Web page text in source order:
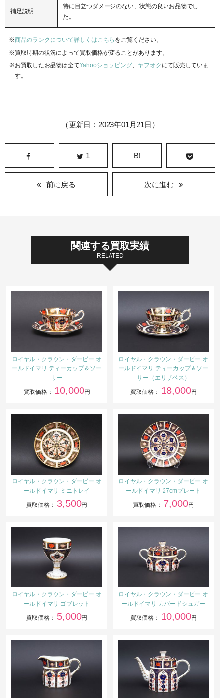
補足説明
特に目立つダメージのない、状態の良いお品物でし
た。
商品のランクについて詳しくはこちら をご覧ください。
買取時期の状況によって買取価格が変ることがあります。
お買取したお品物は全てYahooショッピング、 ヤフオク にて販売していま
す。
（更新日：2023年01月21日）
1 B!
前に戻る 次に進む
関連する買取実績
RELATED
ロイヤル・クラウン・ダービー オ
ールドイマリ ティーカップ＆ソー
サー
買取価格： 10,000円
ロイヤル・クラウン・ダービー オ
ールドイマリ ティーカップ＆ソー
サー（エリザベス）
買取価格： 18,000円
ロイヤル・クラウン・ダービー オ
ールドイマリ ミニトレイ
買取価格： 3,500円
ロイヤル・クラウン・ダービー オ
ールドイマリ 27cmプレート
買取価格： 7,000円
ロイヤル・クラウン・ダービー オ
ールドイマリ ゴブレット
買取価格： 5,000円
ロイヤル・クラウン・ダービー オ
ールドイマリ カバードシュガー
買取価格： 10,000円